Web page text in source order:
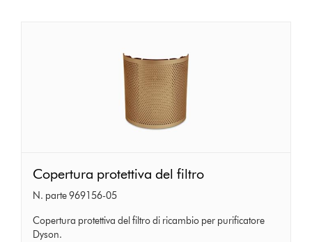
protettiva
del
filtro
Copertura protettiva del filtro
N. parte 969156-05
Copertura protettiva del filtro di ricambio per purificatore
Dyson.